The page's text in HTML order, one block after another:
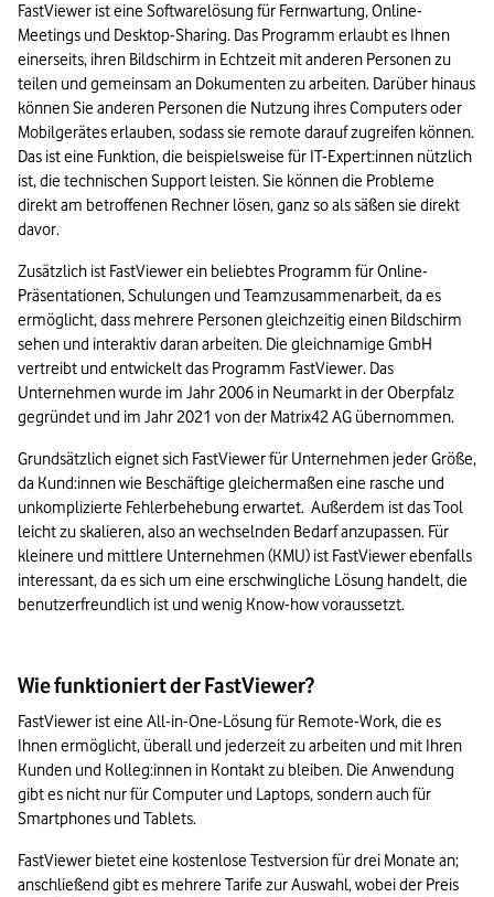
FastViewer ist eine Softwarelösung für Fernwartung, Online-
Meetings und Desktop-Sharing. Das Programm erlaubt es Ihnen
einerseits, ihren Bildschirm in Echtzeit mit anderen Personen zu
teilen und gemeinsam an Dokumenten zu arbeiten. Darüber hinaus
können Sie anderen Personen die Nutzung ihres Computers oder
Mobilgerätes erlauben, sodass sie remote darauf zugreifen können.
Das ist eine Funktion, die beispielsweise für IT-Expert:innen nützlich
ist, die technischen Support leisten. Sie können die Probleme
direkt am betroffenen Rechner lösen, ganz so als säßen sie direkt
davor.
Zusätzlich ist FastViewer ein beliebtes Programm für Online-
Präsentationen, Schulungen und Teamzusammenarbeit, da es
ermöglicht, dass mehrere Personen gleichzeitig einen Bildschirm
sehen und interaktiv daran arbeiten. Die gleichnamige GmbH
vertreibt und entwickelt das Programm FastViewer. Das
Unternehmen wurde im Jahr 2006 in Neumarkt in der Oberpfalz
gegründet und im Jahr 2021 von der Matrix42 AG übernommen.
Grundsätzlich eignet sich FastViewer für Unternehmen jeder Größe,
da Kund:innen wie Beschäftige gleichermaßen eine rasche und
unkomplizierte Fehlerbehebung erwartet.  Außerdem ist das Tool
leicht zu skalieren, also an wechselnden Bedarf anzupassen. Für
kleinere und mittlere Unternehmen (KMU) ist FastViewer ebenfalls
interessant, da es sich um eine erschwingliche Lösung handelt, die
benutzerfreundlich ist und wenig Know-how voraussetzt.
Wie funktioniert der FastViewer?
FastViewer ist eine All-in-One-Lösung für Remote-Work, die es
Ihnen ermöglicht, überall und jederzeit zu arbeiten und mit Ihren
Kunden und Kolleg:innen in Kontakt zu bleiben. Die Anwendung
gibt es nicht nur für Computer und Laptops, sondern auch für
Smartphones und Tablets.
FastViewer bietet eine kostenlose Testversion für drei Monate an;
anschließend gibt es mehrere Tarife zur Auswahl, wobei der Preis